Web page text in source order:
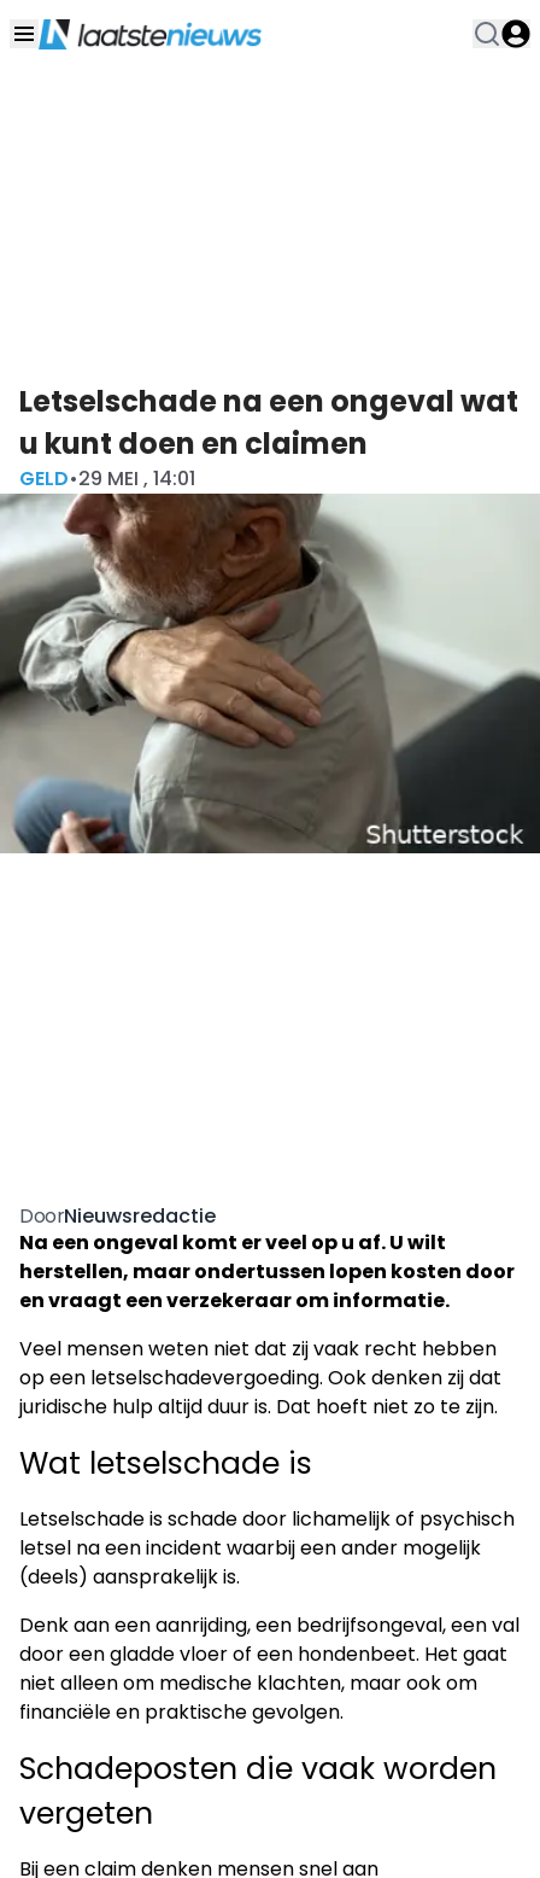
Letselschade na een ongeval wat
u kunt doen en claimen
GELD•29 MEI , 14:01
DoorNieuwsredactie
Na een ongeval komt er veel op u af. U wilt
herstellen, maar ondertussen lopen kosten door
en vraagt een verzekeraar om informatie.
Veel mensen weten niet dat zij vaak recht hebben
op een letselschadevergoeding. Ook denken zij dat
juridische hulp altijd duur is. Dat hoeft niet zo te zijn.
Wat letselschade is
Letselschade is schade door lichamelijk of psychisch
letsel na een incident waarbij een ander mogelijk
(deels) aansprakelijk is.
Denk aan een aanrijding, een bedrijfsongeval, een val
door een gladde vloer of een hondenbeet. Het gaat
niet alleen om medische klachten, maar ook om
financiële en praktische gevolgen.
Schadeposten die vaak worden
vergeten
Bij een claim denken mensen snel aan